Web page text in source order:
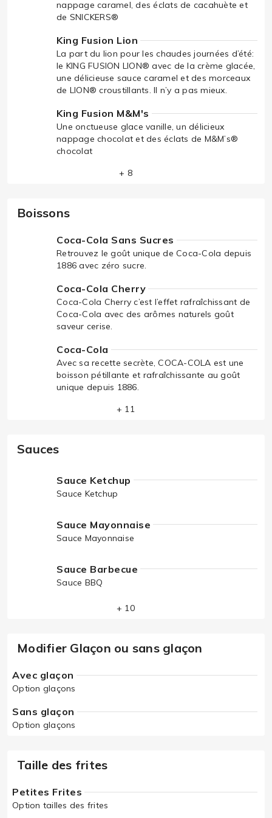
nappage caramel, des éclats de cacahuète et
de SNICKERS®
King Fusion Lion
La part du lion pour les chaudes journées d’été:
le KING FUSION LION® avec de la crème glacée,
une délicieuse sauce caramel et des morceaux
de LION® croustillants. Il n’y a pas mieux.
King Fusion M&M's
Une onctueuse glace vanille, un délicieux
nappage chocolat et des éclats de M&M’s®
chocolat
+ 8
Boissons
Coca-Cola Sans Sucres
Retrouvez le goût unique de Coca-Cola depuis
1886 avec zéro sucre.
Coca-Cola Cherry
Coca-Cola Cherry c’est l’effet rafraîchissant de
Coca-Cola avec des arômes naturels goût
saveur cerise.
Coca-Cola
Avec sa recette secrète, COCA-COLA est une
boisson pétillante et rafraîchissante au goût
unique depuis 1886.
+ 11
Sauces
Sauce Ketchup
Sauce Ketchup
Sauce Mayonnaise
Sauce Mayonnaise
Sauce Barbecue
Sauce BBQ
+ 10
Modifier Glaçon ou sans glaçon
Avec glaçon
Option glaçons
Sans glaçon
Option glaçons
Taille des frites
Petites Frites
Option tailles des frites